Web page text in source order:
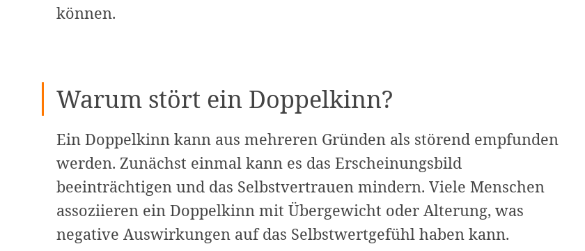
können.
Warum stört ein Doppelkinn?
Ein Doppelkinn kann aus mehreren Gründen als störend empfunden
werden. Zunächst einmal kann es das Erscheinungsbild
beeinträchtigen und das Selbstvertrauen mindern. Viele Menschen
assoziieren ein Doppelkinn mit Übergewicht oder Alterung, was
negative Auswirkungen auf das Selbstwertgefühl haben kann.